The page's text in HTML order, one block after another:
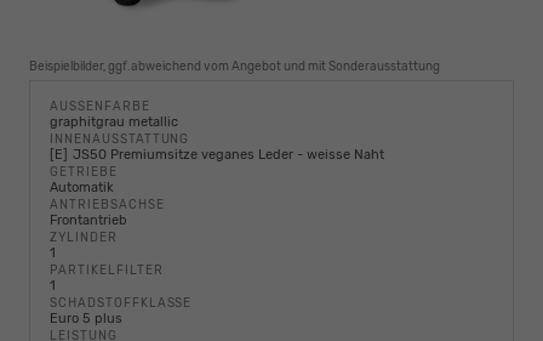
Beispielbilder, ggf.abweichend vom Angebot und mit Sonderausstattung
AUSSENFARBE
graphitgrau metallic
INNENAUSSTATTUNG
E JS50 Premiumsitze veganes Leder - weisse Naht
GETRIEBE
Automatik
ANTRIEBSACHSE
Frontantrieb
ZYLINDER
1
PARTIKELFILTER
1
SCHADSTOFFKLASSE
Euro 5 plus
LEISTUNG